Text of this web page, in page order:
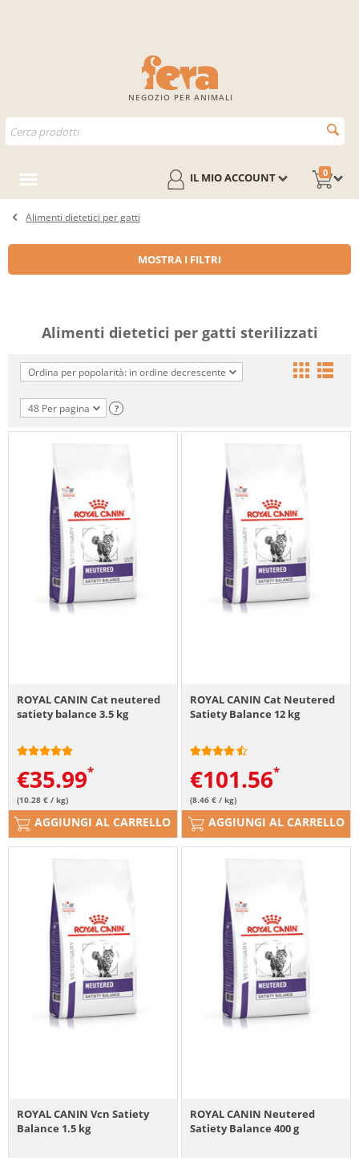
NEGOZIO PER ANIMALI
0
IL MIO ACCOUNT
Alimenti dietetici per gatti
MOSTRA I FILTRI
Alimenti dietetici per gatti sterilizzati
Ordina per popolarità: in ordine decrescente
48 Per pagina ?
ROYAL CANIN Cat neutered
satiety balance 3.5 kg
€35.99
(10.28 € / kg)
AGGIUNGI AL CARRELLO
ROYAL CANIN Cat Neutered
Satiety Balance 12 kg
€101.56
(8.46 € / kg)
AGGIUNGI AL CARRELLO
ROYAL CANIN Vcn Satiety
Balance 1.5 kg
ROYAL CANIN Neutered
Satiety Balance 400 g